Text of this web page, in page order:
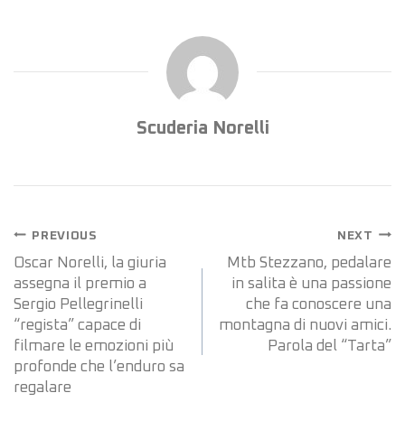
Scuderia Norelli
PREVIOUS
Oscar Norelli, la giuria
assegna il premio a
Sergio Pellegrinelli
“regista” capace di
filmare le emozioni più
profonde che l’enduro sa
regalare
NEXT
Mtb Stezzano, pedalare
in salita è una passione
che fa conoscere una
montagna di nuovi amici.
Parola del “Tarta”